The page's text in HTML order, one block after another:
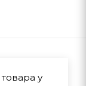
у